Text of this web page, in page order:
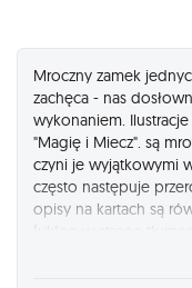
Mroczny zamek
zachęca - nas
wykonaniem.
"Magię i Miecz". są
czyni je wyjątkowymi
często następuje
opisy na kartach są
(ukłon w stronę